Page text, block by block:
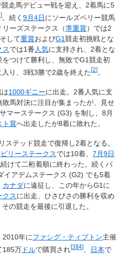
走馬デビュー戦を迎え、2着馬に5
]。続く 9月4日にソールズベリー競馬
ーズステークス（準重賞）では2
して重賞およびG1競走初挑戦とな
スでは1番 人気に支持され、2着とな
つけて勝利し、無敗でG1競走初
入り、3戦3勝で2歳を終えた[2]
は1000ギニーに出走。2番人気に支
敗馬対決に注目が集まったが、見せ
マーステークス (G3) を制し、8月
ト賞へ出走したが8着に敗れた。
ステッド競走で復帰し2着となる。
リーステークスでは10着、 7月9日
けて二桁着順に終わった。続くパ
イアデムステークス (G2) でも5着
カナダに遠征し、この年からG1に
クスに出走、ひさびさの勝利を収め
の競走を最後に引退した。
2010年にファシグ・ティプトン主催
185万 ドルで購買され[3][4] 日本で